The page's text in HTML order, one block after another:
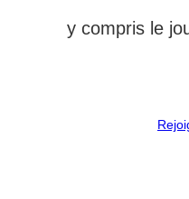
y compris le